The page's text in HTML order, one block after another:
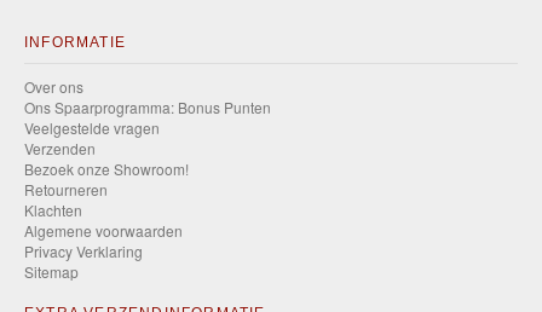
INFORMATIE
Over ons
Ons Spaarprogramma: Bonus Punten
Veelgestelde vragen
Verzenden
Bezoek onze Showroom!
Retourneren
Klachten
Algemene voorwaarden
Privacy Verklaring
Sitemap